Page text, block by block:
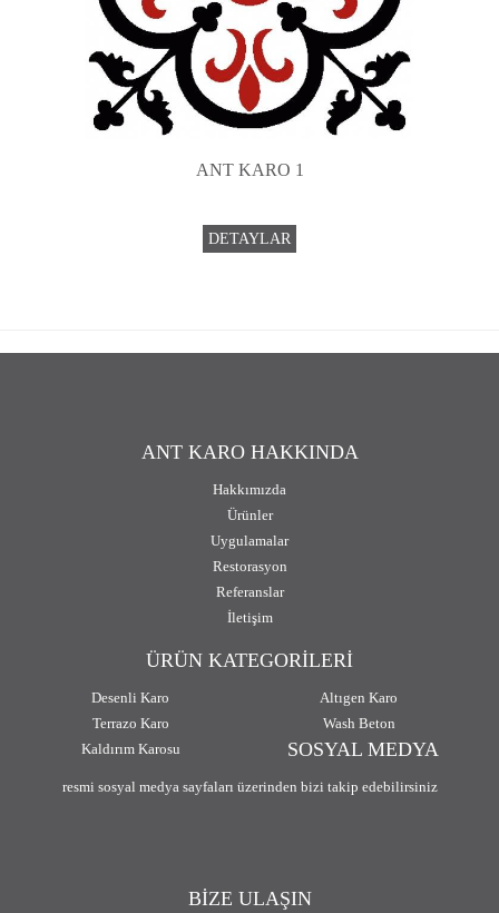
ANT KARO 1
DETAYLAR
ANT KARO HAKKINDA
Hakkımızda
Ürünler
Uygulamalar
Restorasyon
Referanslar
İletişim
ÜRÜN KATEGORİLERİ
Desenli Karo
Altıgen Karo
Terrazo Karo
Wash Beton
Kaldırım Karosu
SOSYAL MEDYA
resmi sosyal medya sayfaları üzerinden bizi takip edebilirsiniz
BİZE ULAŞIN